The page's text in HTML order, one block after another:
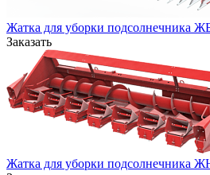
Жатка для уборки подсолнечника
Заказать
Жатка для уборки подсолнечника